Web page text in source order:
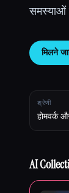
समस्याओं
मिलने
श्रेणी
होमवर्क
AI